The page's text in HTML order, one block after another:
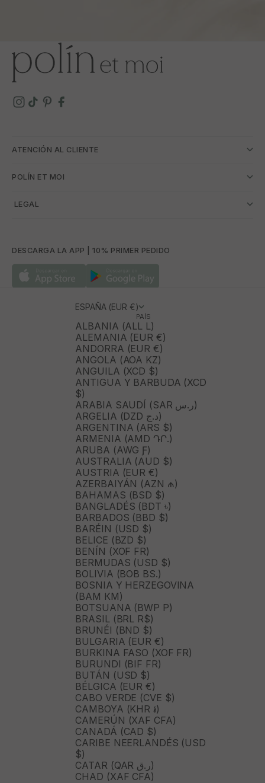
ATENCIÓN AL CLIENTE
POLÍN ET MOI
­ LEGAL
DESCARGA LA APP | 10% PRIMER PEDIDO
ESPAÑA (EUR €)
PAÍS
ALBANIA (ALL L)
ALEMANIA (EUR €)
ANDORRA (EUR €)
ANGOLA (AOA KZ)
ANGUILA (XCD $)
ANTIGUA Y BARBUDA (XCD
$)
ARABIA SAUDÍ (SAR ر.س)
ARGELIA (DZD د.ج)
ARGENTINA (ARS $)
ARMENIA (AMD ԴՐ.)
ARUBA (AWG Ƒ)
AUSTRALIA (AUD $)
AUSTRIA (EUR €)
AZERBAIYÁN (AZN ₼)
BAHAMAS (BSD $)
BANGLADÉS (BDT ৳)
BARBADOS (BBD $)
BARÉIN (USD $)
BELICE (BZD $)
BENÍN (XOF FR)
BERMUDAS (USD $)
BOLIVIA (BOB BS.)
BOSNIA Y HERZEGOVINA
(BAM КМ)
BOTSUANA (BWP P)
BRASIL (BRL R$)
BRUNÉI (BND $)
BULGARIA (EUR €)
BURKINA FASO (XOF FR)
BURUNDI (BIF FR)
BUTÁN (USD $)
BÉLGICA (EUR €)
CABO VERDE (CVE $)
CAMBOYA (KHR ៛)
CAMERÚN (XAF CFA)
CANADÁ (CAD $)
CARIBE NEERLANDÉS (USD
$)
CATAR (QAR ر.ق)
CHAD (XAF CFA)